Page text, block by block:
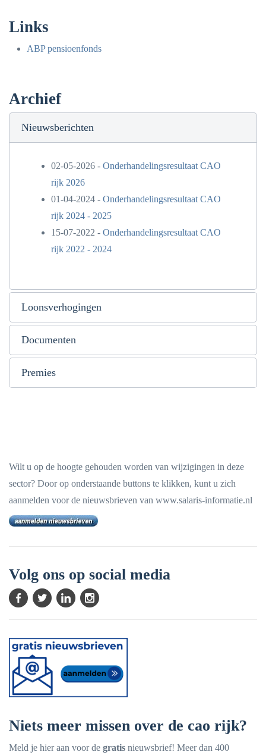
Links
ABP pensioenfonds
Archief
Nieuwsberichten
02-05-2026 - Onderhandelingsresultaat CAO
rijk 2026
01-04-2024 - Onderhandelingsresultaat CAO
rijk 2024 - 2025
15-07-2022 - Onderhandelingsresultaat CAO
rijk 2022 - 2024
Loonsverhogingen
Documenten
Premies
Wilt u op de hoogte gehouden worden van wijzigingen in deze
sector? Door op onderstaande buttons te klikken, kunt u zich
aanmelden voor de nieuwsbrieven van www.salaris-informatie.nl
Volg ons op social media
Niets meer missen over de cao rijk?
Meld je hier aan voor de gratis nieuwsbrief! Meer dan 400